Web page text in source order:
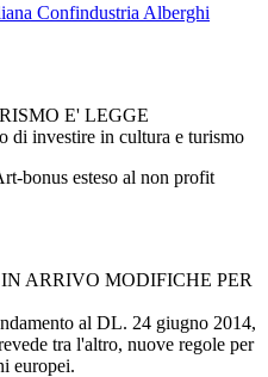
Confindustria Alberghi
E' LEGGE
di investire in cultura e turismo
bonus esteso al non profit
ARRIVO MODIFICHE PER
al DL. 24 giugno 2014,
tra l'altro, nuove regole per
europei.